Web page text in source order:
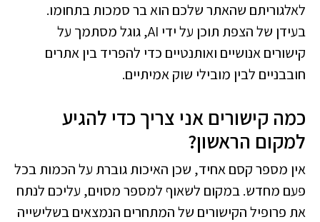
לאלגוריתם שהאתר שלכם הוא בר סמכות בתחומו.
בעידן של הצפת תוכן על ידי AI, גוגל מסתמך על
קישורים אנושיים ואותנטיים כדי להפריד בין אתרים
חובבניים לבין מובילי שוק אמיתיים.
כמה קישורים אני צריך כדי להגיע
למקום הראשון?
אין מספר קסם אחיד, שכן האיכות גוברת על הכמות בכל
פעם מחדש. במקום לשאוף למספר מסוים, עליכם לנתח
את פרופיל הקישורים של המתחרים הנמצאים בשלישייה